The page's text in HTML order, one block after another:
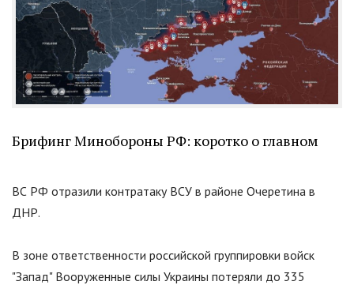
Брифинг Минобороны РФ: коротко о главном
ВС РФ отразили контратаку ВСУ в районе Очеретина в
ДНР.
В зоне ответственности российской группировки войск
"Запад"Вооруженные силы Украины потеряли до 335